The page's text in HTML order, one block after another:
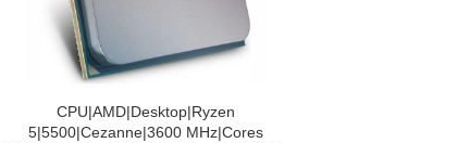
LASĪT VAIRĀKCPU|AMD|Desktop|Ryzen
5|5500|Cezanne|3600 MHz|Cores